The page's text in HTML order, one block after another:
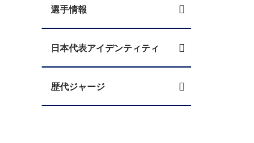
選手情報
日本代表アイデンティティ
歴代ジャージ